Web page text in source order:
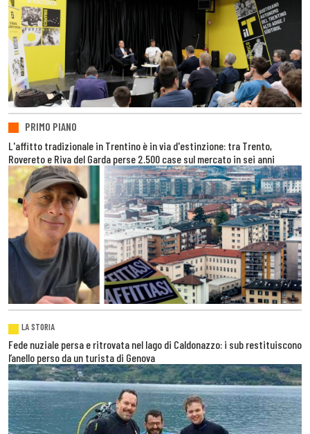
PRIMO PIANO
L'affitto tradizionale in Trentino è in via d'estinzione: tra Trento,
Rovereto e Riva del Garda perse 2.500 case sul mercato in sei anni
LA STORIA
Fede nuziale persa e ritrovata nel lago di Caldonazzo: i sub restituiscono
l’anello perso da un turista di Genova